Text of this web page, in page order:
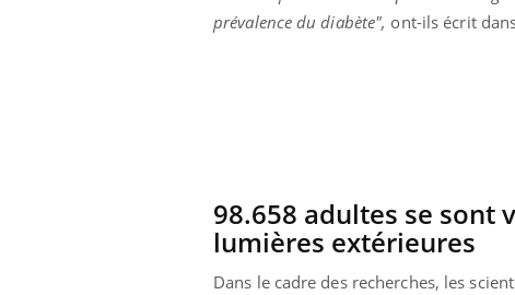
prévalence du diabète", ont-ils écrit
98.658 adultes se sont
lumières extérieures
Dans le cadre des recherches, les